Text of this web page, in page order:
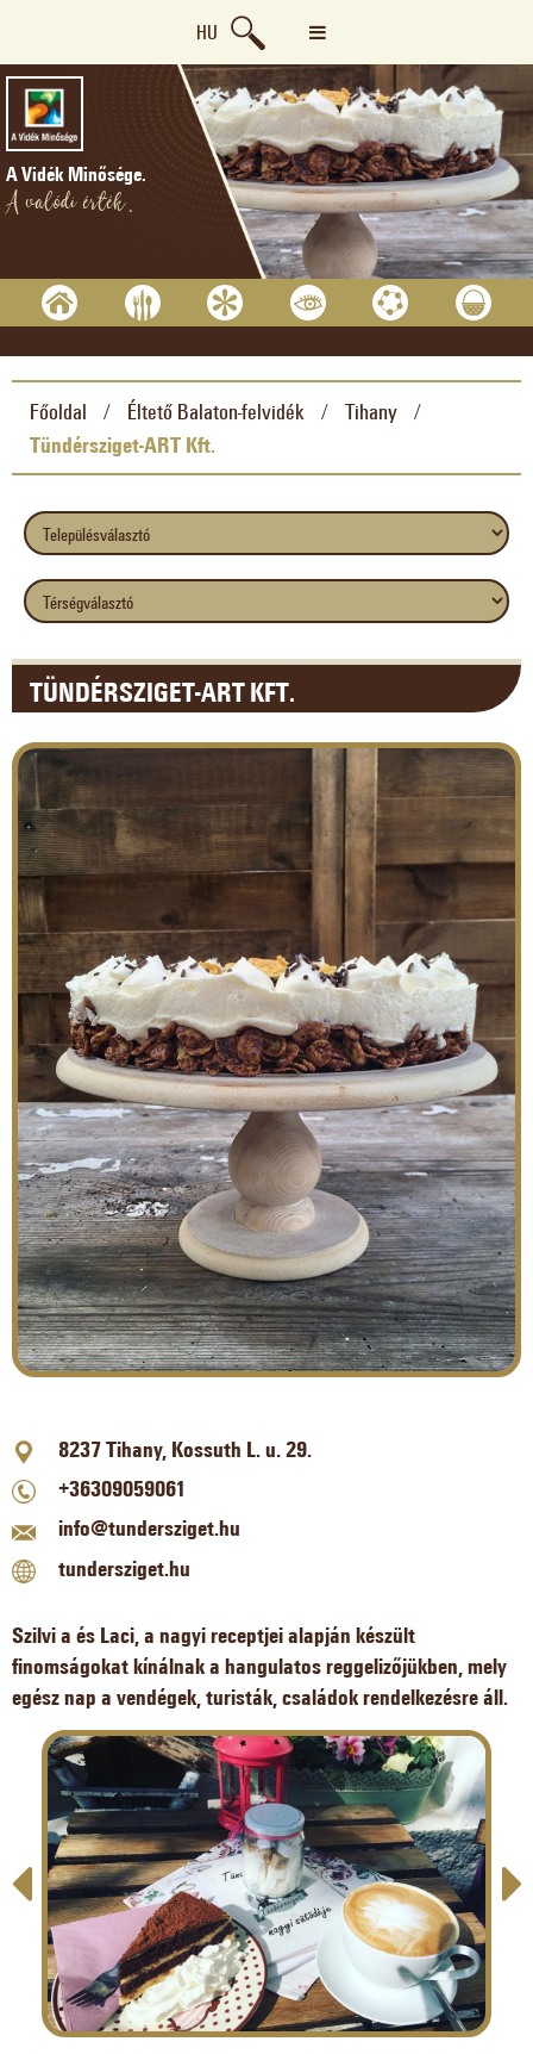
HU
A Vidék Minősége.
A valódi érték.
Főoldal / Éltető Balaton-felvidék / Tihany /
Tündérsziget-ART Kft.
TÜNDÉRSZIGET-ART KFT.
8237 Tihany, Kossuth L. u. 29.
+36309059061
info@tundersziget.hu
tundersziget.hu
Szilvi a és Laci, a nagyi receptjei alapján készült
finomságokat kínálnak a hangulatos reggelizőjükben, mely
egész nap a vendégek, turisták, családok rendelkezésre áll.